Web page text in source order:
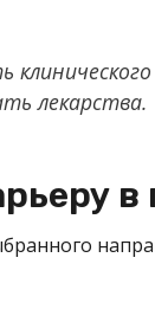
лекарства.
в